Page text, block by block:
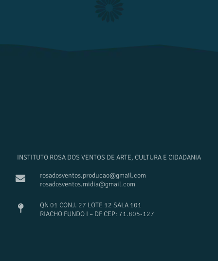
INSTITUTO ROSA DOS VENTOS DE ARTE, CULTURA E CIDADANIA
rosadosventos.producao@gmail.com
rosadosventos.midia@gmail.com
QN 01 CONJ. 27 LOTE 12 SALA 101
RIACHO FUNDO I – DF CEP: 71.805-127